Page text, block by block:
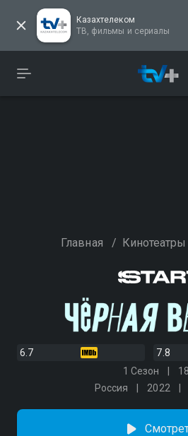
Казахтелеком
ТВ, фильмы и сериалы
Главная / Кинотеатры
6.7
7.8
1 Сезон
Россия
2022